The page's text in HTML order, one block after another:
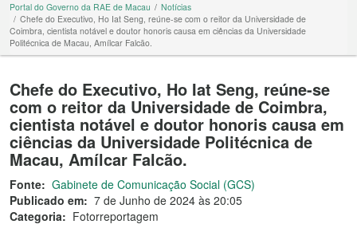
Portal do Governo da RAE de Macau
Notícias
Chefe do Executivo, Ho Iat Seng, reúne-se com o reitor da Universidade de
Coimbra, cientista notável e doutor honoris causa em ciências da Universidade
Politécnica de Macau, Amílcar Falcão.
Chefe do Executivo, Ho Iat Seng, reúne-se
com o reitor da Universidade de Coimbra,
cientista notável e doutor honoris causa em
ciências da Universidade Politécnica de
Macau, Amílcar Falcão.
Fonte: Gabinete de Comunicação Social (GCS)
Publicado em: 7 de Junho de 2024 às 20:05
Categoria: Fotorreportagem